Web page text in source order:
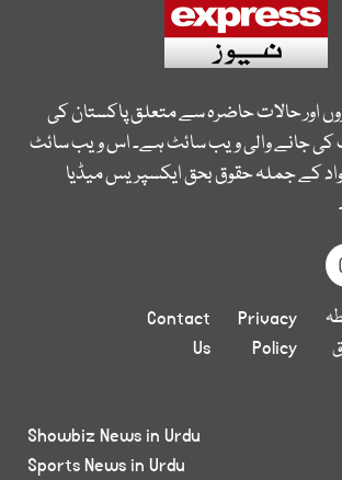
اور حالات حاضرہ سے متعلق پاکستان کی
جانے والی ویب سائٹ ہے۔ اس ویب سائٹ
کے جملہ حقوق بحق ایکسپریس میڈیا
Privacy
Policy
Contact
Us
Showbiz News in Urdu
Sports News in Urdu